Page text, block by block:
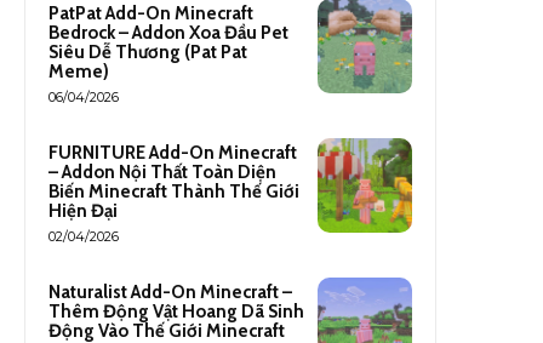
PatPat Add-On Minecraft
Bedrock – Addon Xoa Đầu Pet
Siêu Dễ Thương (Pat Pat
Meme)
06/04/2026
FURNITURE Add-On Minecraft
– Addon Nội Thất Toàn Diện
Biến Minecraft Thành Thế Giới
Hiện Đại
02/04/2026
Naturalist Add-On Minecraft –
Thêm Động Vật Hoang Dã Sinh
Động Vào Thế Giới Minecraft